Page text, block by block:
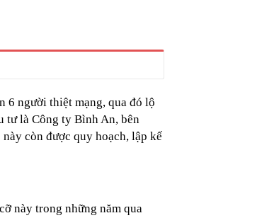
nhất thế giới về
m: Sở hữu rừng đỗ
giá trắng xóa
ra sao?
ước tính lỗ thêm 3,3 tỷ
phải trả nhóm Vin
một thông tin quan
6 người thiệt mạng, qua đó lộ
tư là Công ty Bình An, bên
còn được quy hoạch, lập kế
này trong những năm qua